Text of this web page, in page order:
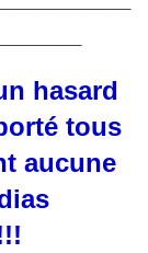
hasard
tous
aucune